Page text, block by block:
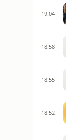
19:04
18:58
18:55
18:52